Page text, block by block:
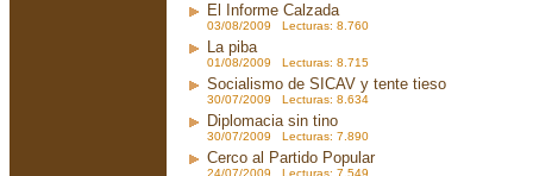
El Informe Calzada
03/08/2009 Lecturas: 8.760
La piba
01/08/2009 Lecturas: 8.715
Socialismo de SICAV y tente tieso
30/07/2009 Lecturas: 8.634
Diplomacia sin tino
30/07/2009 Lecturas: 7.890
Cerco al Partido Popular
24/07/2009 Lecturas: 7.549